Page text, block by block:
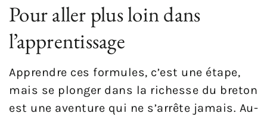
Pour aller plus loin dans
l’apprentissage
Apprendre ces formules, c’est une étape,
mais se plonger dans la richesse du breton
est une aventure qui ne s’arrête jamais. Au-